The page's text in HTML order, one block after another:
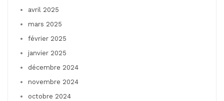
avril 2025
mars 2025
février 2025
janvier 2025
décembre 2024
novembre 2024
octobre 2024